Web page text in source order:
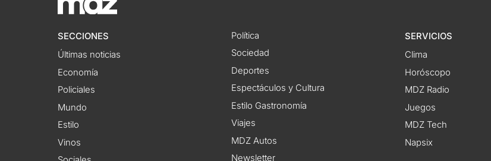
SECCIONES
Últimas noticias
Economía
Policiales
Mundo
Estilo
Vinos
Política
Sociedad
Deportes
Espectáculos y Cultura
Estilo Gastronomía
Viajes
MDZ Autos
Newsletter
SERVICIOS
Clima
Horóscopo
MDZ Radio
Juegos
MDZ Tech
Napsix